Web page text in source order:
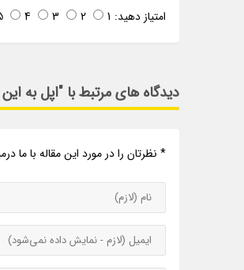
امتیاز دهید: 1
2
3
4
دیدگاه های مرتبط با "اپل به
* نظرتان را در مورد این مقاله با ما